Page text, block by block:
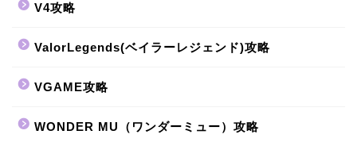
V4攻略
ValorLegends(ベイラーレジェンド)攻略
VGAME攻略
WONDER MU（ワンダーミュー）攻略